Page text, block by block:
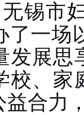
锡市
了一场
发展思
校、家
益合力